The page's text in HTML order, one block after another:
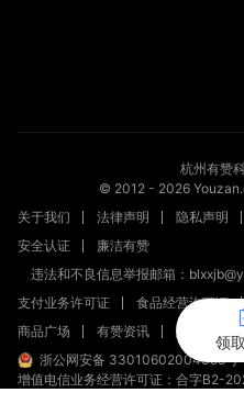
领
杭州有赞
© 2012 - 2026
关于我们
法律声明 隐私声明
安全认证
廉洁有赞
违法和不良信息举报邮箱：
支付业务许可证
食品经营许可证
商品广场
有赞资讯 新零售文章
浙公网安备 33010602004358号
增值电信业务经营许可证：合字B2-